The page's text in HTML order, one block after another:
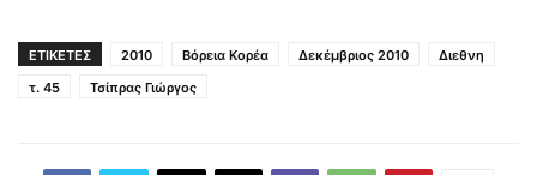
ΕΤΙΚΕΤΕΣ 2010 Βόρεια Κορέα Δεκέμβριος 2010
Διεθνη
τ. 45
Τσίπρας Γιώργος